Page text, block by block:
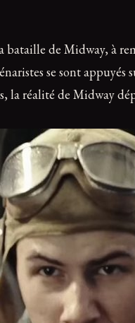
de Midway, à
se sont
la réalité de Midway